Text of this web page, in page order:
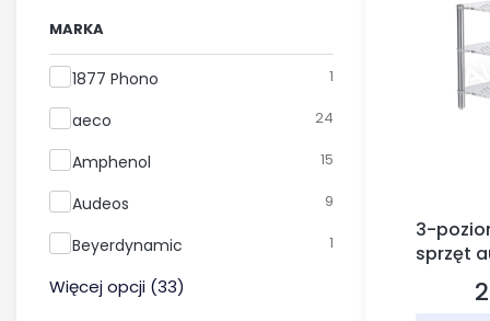
MARKA
Marka
1877 Phono 1
aeco 24
Amphenol 15
Audeos 9
Beyerdynamic 1
Więcej opcji (33)
3-
sprzęt